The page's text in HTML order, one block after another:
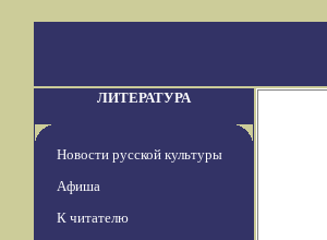
ЛИТЕРАТУРА
Новости русской культуры
Афиша
К читателю